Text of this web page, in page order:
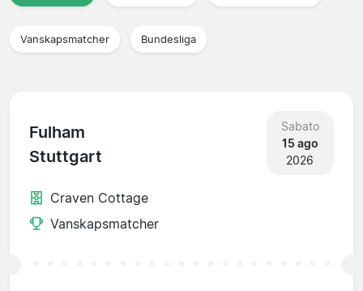
Vanskapsmatcher Bundesliga
Fulham
Stuttgart
Sabato
15 ago
2026
Craven Cottage
Vanskapsmatcher